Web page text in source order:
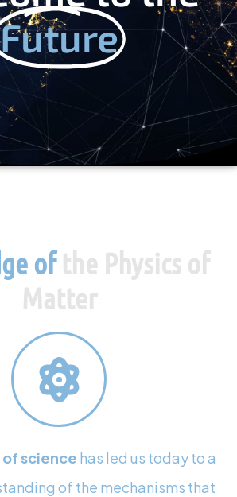
Future
ofthe Physics of
Matter
science has led us today to a
of the mechanisms that